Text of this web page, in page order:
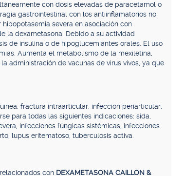
con dosis elevadas de paracetamol o
gastrointestinal con los antiinflamatorios no
severa en asociación con
la dexametasona. Debido a su actividad
de insulina o de hipoglucemiantes orales. El uso
Aumenta el metabolismo de la mexiletina,
administración de vacunas de virus vivos, ya que
fractura intraarticular, infección periarticular,
para todas las siguientes indicaciones: sida,
infecciones fúngicas sistémicas, infecciones
lupus eritematoso, tuberculosis activa.
con DEXAMETASONA CAILLON &